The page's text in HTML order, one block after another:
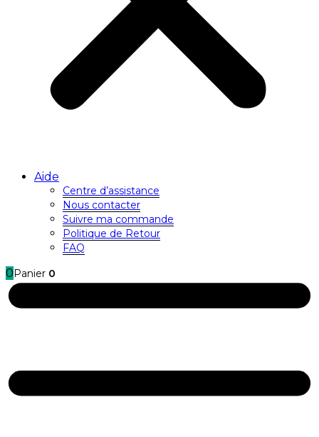
Aide
Centre d’assistance
Nous contacter
Suivre ma commande
Politique de Retour
FAQ
0 Panier 0